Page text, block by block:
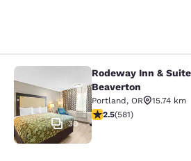
Rodeway Inn &
30
Rodeway Inn &
Beaverton
Portland, OR
15.74 km
calificación de 2.49
2.5(581)